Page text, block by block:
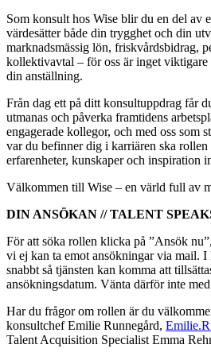
Som konsult hos Wise blir du en del av
värdesätter både din trygghet och din
marknadsmässig lön, friskvårdsbidrag,
kollektivavtal – för oss är inget
din anställning.
Från dag ett på ditt konsultuppdrag får
utmanas och påverka framtidens
engagerade kollegor, och med oss som
var du befinner dig i karriären ska
erfarenheter, kunskaper och inspiration
Välkommen till Wise – en värld full av
DIN ANSÖKAN // TALENT
För att söka rollen klicka på ”Ansök
vi ej kan ta emot ansökningar via mail. I
snabbt så tjänsten kan komma att
ansökningsdatum. Vänta därför inte
Har du frågor om rollen är du
konsultchef Emilie Runnegård,
Talent Acquisition Specialist Emma